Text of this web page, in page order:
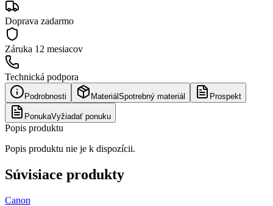
Doprava zadarmo
Záruka 12 mesiacov
Technická podpora
Podrobnosti Materiál Spotrebný materiál Prospekt
PonukaVyžiadať ponuku
Popis produktu
Popis produktu nie je k dispozícii.
Súvisiace produkty
Canon